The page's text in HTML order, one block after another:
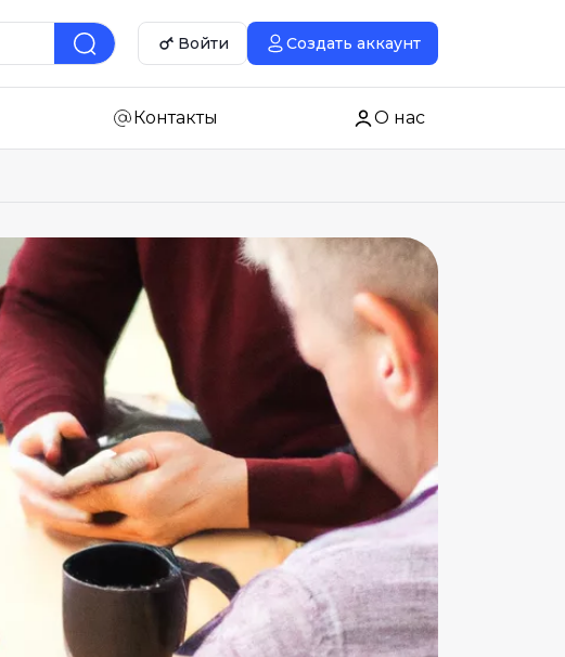
Войти Создать аккаунт
Контакты О нас